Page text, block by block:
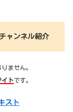
ャンネル紹介
ません。
イトです。
スト